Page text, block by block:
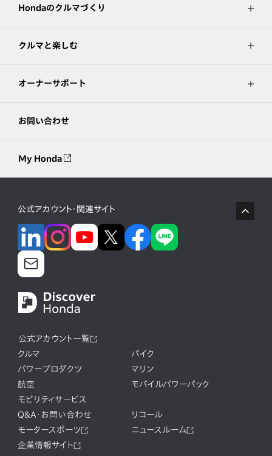
Hondaのクルマづくり
クルマと楽しむ
オーナーサポート
お問い合わせ
My Honda
公式アカウント・関連サイト
公式アカウント一覧
クルマ
バイク
パワープロダクツ
マリン
航空
モバイルパワーパック
モビリティサービス
Q&A・お問い合わせ
リコール
モータースポーツ
ニュースルーム
企業情報サイト